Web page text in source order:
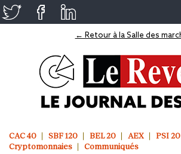
← Retour à la Salle des
CAC 40 SBF 120 BEL 20 AEX PSI 20
Cryptomonnaies
Communiqués